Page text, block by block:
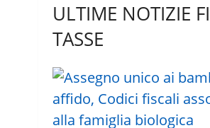
ULTIME NOTIZIE
TASSE